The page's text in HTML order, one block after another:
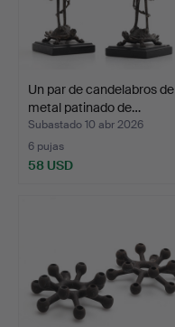
Un par de candelabros de
metal patinado de…
Subastado 10 abr 2026
6 pujas
58 USD